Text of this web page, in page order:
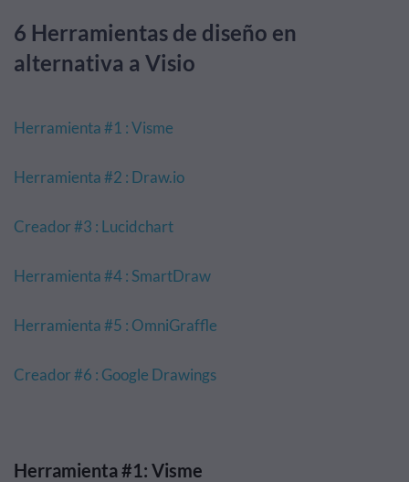
6 Herramientas de diseño en
alternativa a Visio
Herramienta #1 : Visme
Herramienta #2 : Draw.io
Creador #3 : Lucidchart
Herramienta #4 : SmartDraw
Herramienta #5 : OmniGraffle
Creador #6 : Google Drawings
Herramienta #1: Visme